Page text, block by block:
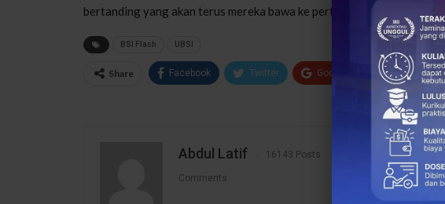
bertanding yang akan terus mereka bawa ke pertandingan
BSI Flash UBSI
Share Facebook Twitter Google+ ReddIt
Abdul Latif 16143 Posts
Comments